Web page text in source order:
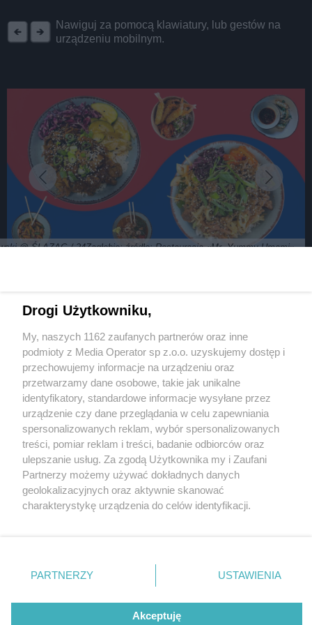
Nawiguj za pomocą klawiatury, lub gestów na
urządzeniu mobilnym.
@ ŚLĄZAG / 24Zagłębie; źródło: Restauracja «Mr. Yummy Umami»
fanów K-pop. Pierwsza restauracja działa już w
Dąbrowie Górniczej
1 / 10
Będzin. Otwarcie restauracji
«Mr. Yummy Umami».
Ilustracja – dania
koreańskie. 9 grudnia 2025.
Wydawca mediów lokalnych
Nie zapomnij
zapoznać się z:
polityką prywatności
Twojemiasto
Piekary Śląskie
Chorzów
Tarnowskie Góry
Gliwice
Skontakuj sięz nami
Kontakt
Redakcja
Newsletter
Drogi Użytkowniku,
My, naszych 1162 zaufanych partnerów oraz inne
podmioty z Media Operator sp z.o.o. uzyskujemy dostęp i
przechowujemy informacje na urządzeniu oraz
przetwarzamy dane osobowe, takie jak unikalne
identyfikatory, standardowe informacje wysyłane przez
urządzenie czy dane przeglądania w celu zapewniania
spersonalizowanych reklam, wybór spersonalizowanych
treści, pomiar reklam i treści, badanie odbiorców oraz
ulepszanie usług. Za zgodą Użytkownika my i Zaufani
Partnerzy możemy używać dokładnych danych
geolokalizacyjnych oraz aktywnie skanować
charakterystykę urządzenia do celów identyfikacji.
zmienić/wycofać klikając przycisk ustawień prywatności
znajdujący się w lewym dolnym rogu strony
rodzaje przetwarzania danych nie wymagają zgody
użytkownika, ale masz prawo sprzeciwić się takiemu
PARTNERZY USTAWIENIA
Akceptuję